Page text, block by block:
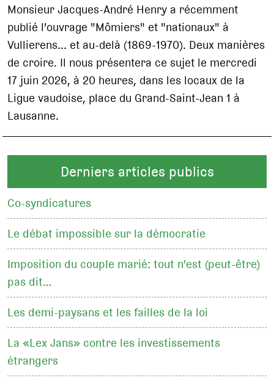
Monsieur Jacques-André Henry a récemment
publié l'ouvrage "Mômiers" et "nationaux" à
Vullierens... et au-delà (1869-1970). Deux manières
de croire. Il nous présentera ce sujet le mercredi
17 juin 2026, à 20 heures, dans les locaux de la
Ligue vaudoise, place du Grand-Saint-Jean 1 à
Lausanne.
Derniers articles publics
Co-syndicatures
Le débat impossible sur la démocratie
Imposition du couple marié: tout n'est (peut-être)
pas dit…
Les demi-paysans et les failles de la loi
La «Lex Jans» contre les investissements
étrangers